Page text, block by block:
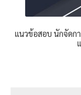
แนวข้อสอบ นักจัดก